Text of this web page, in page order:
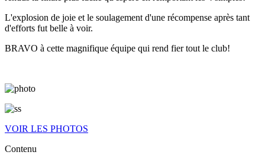
L'explosion de joie et le soulagement d'une récompense après tant
d'efforts fut belle à voir.
BRAVO à cette magnifique équipe qui rend fier tout le club!
VOIR LES PHOTOS
Contenu